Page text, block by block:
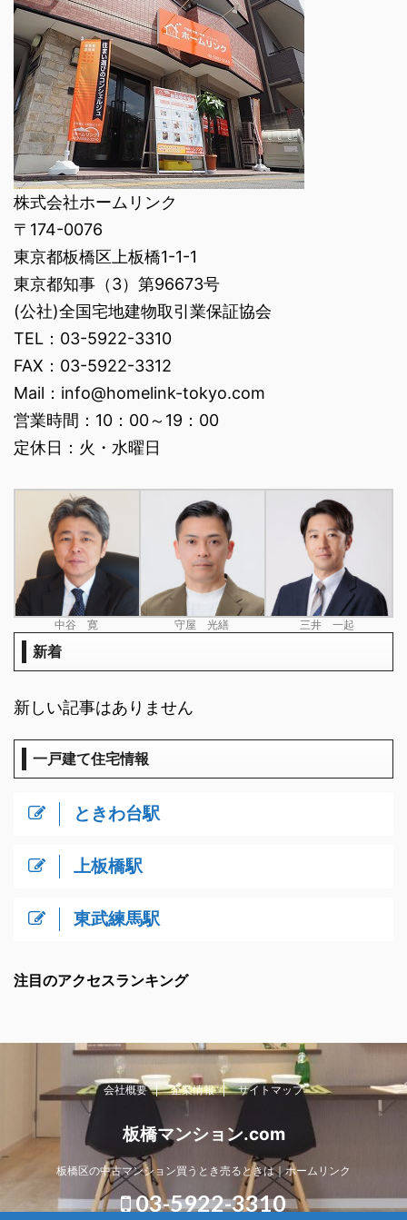
株式会社ホームリンク
〒174-0076
東京都板橋区上板橋1-1-1
東京都知事（3）第96673号
(公社)全国宅地建物取引業保証協会
TEL：03-5922-3310
FAX：03-5922-3312
Mail：info@homelink-tokyo.com
営業時間：10：00～19：00
定休日：火・水曜日
中谷 寛 守屋 光繕 三井 一起
新着
新しい記事はありません
一戸建て住宅情報
ときわ台駅
上板橋駅
東武練馬駅
注目のアクセスランキング
会社概要 企業情報 サイトマップ
板橋マンション.com
板橋区の中古マンション買うとき売るときは｜ホームリンク
03-5922-3310